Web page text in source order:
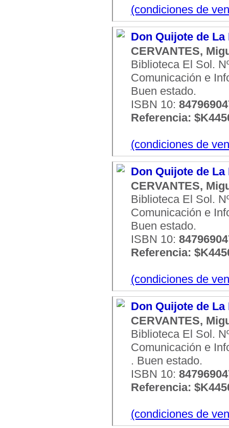
(condiciones de
Don Quijote de La
CERVANTES,
Biblioteca El Sol.
Comunicación e
Buen estado.
ISBN 10:
Referencia:
(condiciones de
Don Quijote de La
CERVANTES,
Biblioteca El Sol.
Comunicación e
Buen estado.
ISBN 10:
Referencia:
(condiciones de
Don Quijote de La
CERVANTES,
Biblioteca El Sol.
Comunicación e
. Buen estado.
ISBN 10:
Referencia:
(condiciones de